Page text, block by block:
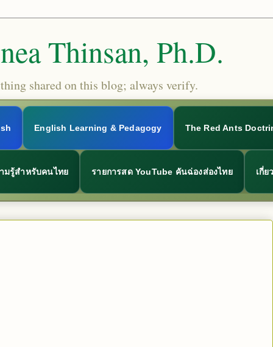
Thinsan, Ph.D.
shared on this blog; always verify.
English Learning & Pedagogy The Red Ants
มรู้สำหรับคนไทย รายการสด YouTube คันฉ่องส่องไทย เกี่